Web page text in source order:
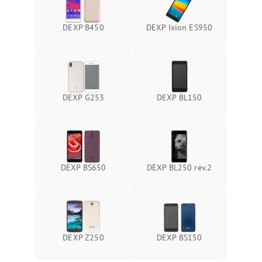
DEXP B450 DEXP Ixion ES950
DEXP G253 DEXP BL150
DEXP BS650 DEXP BL250 rev.2
DEXP Z250 DEXP BS150